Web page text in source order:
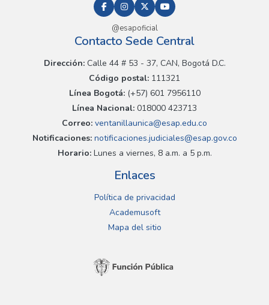
@esapoficial
Contacto Sede Central
Dirección:Calle 44 # 53 - 37, CAN, Bogotá D.C.
Código postal: 111321
Línea Bogotá:(+57) 601 7956110
Línea Nacional: 018000 423713
Correo: ventanillaunica@esap.edu.co
Notificaciones:notificaciones.judiciales@esap.gov.co
Horario:Lunes a viernes, 8 a.m. a 5 p.m.
Enlaces
Política de privacidad
Academusoft
Mapa del sitio